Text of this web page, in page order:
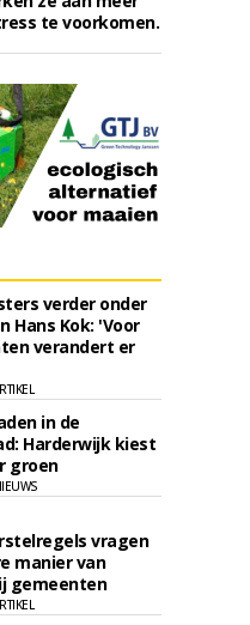
te voorkomen.
verder onder
Hans Kok: 'Voor
verandert er
in de
Harderwijk kiest
groen
vragen
manier van
gemeenten